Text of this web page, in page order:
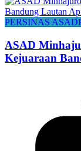
PERSINAS ASAD
ASAD
Kejuaraan